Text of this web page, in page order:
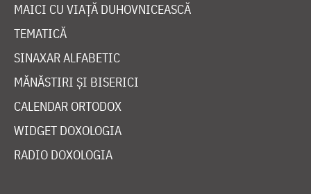
MAICI CU VIAȚĂ DUHOVNICEASCĂ
TEMATICĂ
SINAXAR ALFABETIC
MĂNĂSTIRI ȘI BISERICI
CALENDAR ORTODOX
WIDGET DOXOLOGIA
RADIO DOXOLOGIA